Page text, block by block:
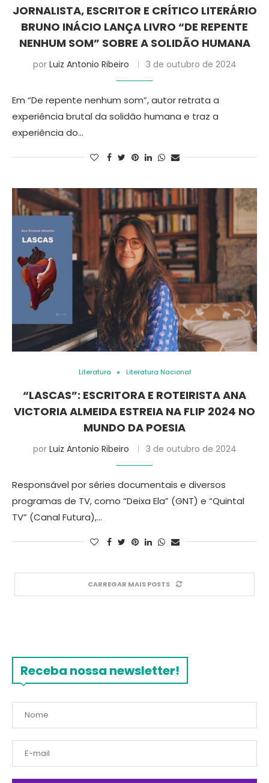
JORNALISTA, ESCRITOR E CRÍTICO LITERÁRIO
BRUNO INÁCIO LANÇA LIVRO “DE REPENTE
NENHUM SOM” SOBRE A SOLIDÃO HUMANA
por Luiz Antonio Ribeiro 3 de outubro de 2024
Em “De repente nenhum som”, autor retrata a
experiência brutal da solidão humana e traz a
experiência do…
Literatura Literatura Nacional
“LASCAS”: ESCRITORA E ROTEIRISTA ANA
VICTORIA ALMEIDA ESTREIA NA FLIP 2024 NO
MUNDO DA POESIA
por Luiz Antonio Ribeiro 3 de outubro de 2024
Responsável por séries documentais e diversos
programas de TV, como “Deixa Ela” (GNT) e “Quintal
TV” (Canal Futura),…
CARREGAR MAIS POSTS
Receba nossa newsletter!